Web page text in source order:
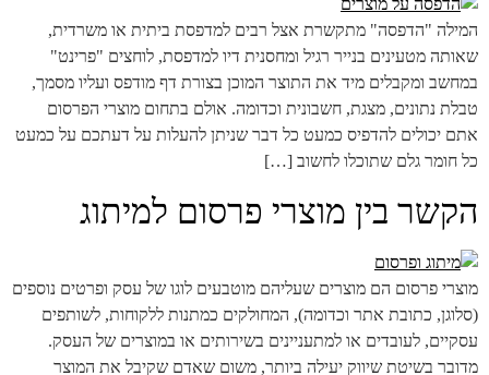
המילה "הדפסה" מתקשרת אצל רבים למדפסת ביתית או משרדית,
שאותה מטעינים בנייר רגיל ומחסנית דיו למדפסת, לוחצים "פרינט"
במחשב ומקבלים מיד את התוצר המוכן בצורת דף מודפס ועליו מסמך,
טבלת נתונים, מצגת, חשבונית וכדומה. אולם בתחום מוצרי הפרסום
אתם יכולים להדפיס כמעט כל דבר שניתן להעלות על דעתכם על כמעט
כל חומר גלם שתוכלו לחשוב […]
הקשר בין מוצרי פרסום למיתוג
מוצרי פרסום הם מוצרים שעליהם מוטבעים לוגו של עסק ופרטים נוספים
(סלוגן, כתובת אתר וכדומה), המחולקים כמתנות ללקוחות, לשותפים
עסקיים, לעובדים או למתעניינים בשירותים או במוצרים של העסק.
מדובר בשיטת שיווק יעילה ביותר, משום שאדם שקיבל את המוצר